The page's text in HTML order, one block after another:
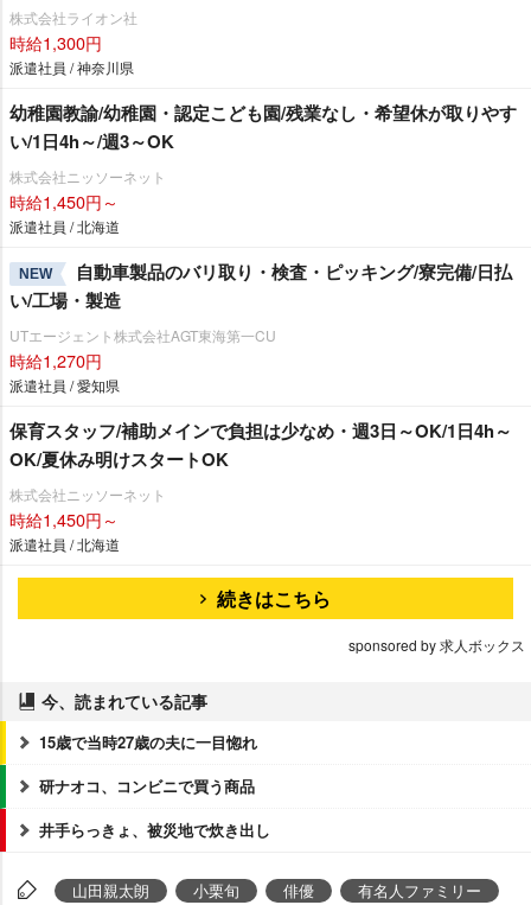
株式会社ライオン社
時給1,300円
派遣社員 / 神奈川県
幼稚園教諭/幼稚園・認定こども園/残業なし・希望休が取りやす
い/1日4h～/週3～OK
株式会社ニッソーネット
時給1,450円～
派遣社員 / 北海道
NEW
自動車製品のバリ取り・検査・ピッキング/寮完備/日払
い/工場・製造
UTエージェント株式会社AGT東海第一CU
時給1,270円
派遣社員 / 愛知県
保育スタッフ/補助メインで負担は少なめ・週3日～OK/1日4h～
OK/夏休み明けスタートOK
株式会社ニッソーネット
時給1,450円～
派遣社員 / 北海道
続きはこちら
sponsored by 求人ボックス
今、読まれている記事
15歳で当時27歳の夫に一目惚れ
研ナオコ、コンビニで買う商品
井手らっきょ、被災地で炊き出し
山田親太朗 小栗旬 俳優
有名人ファミリー